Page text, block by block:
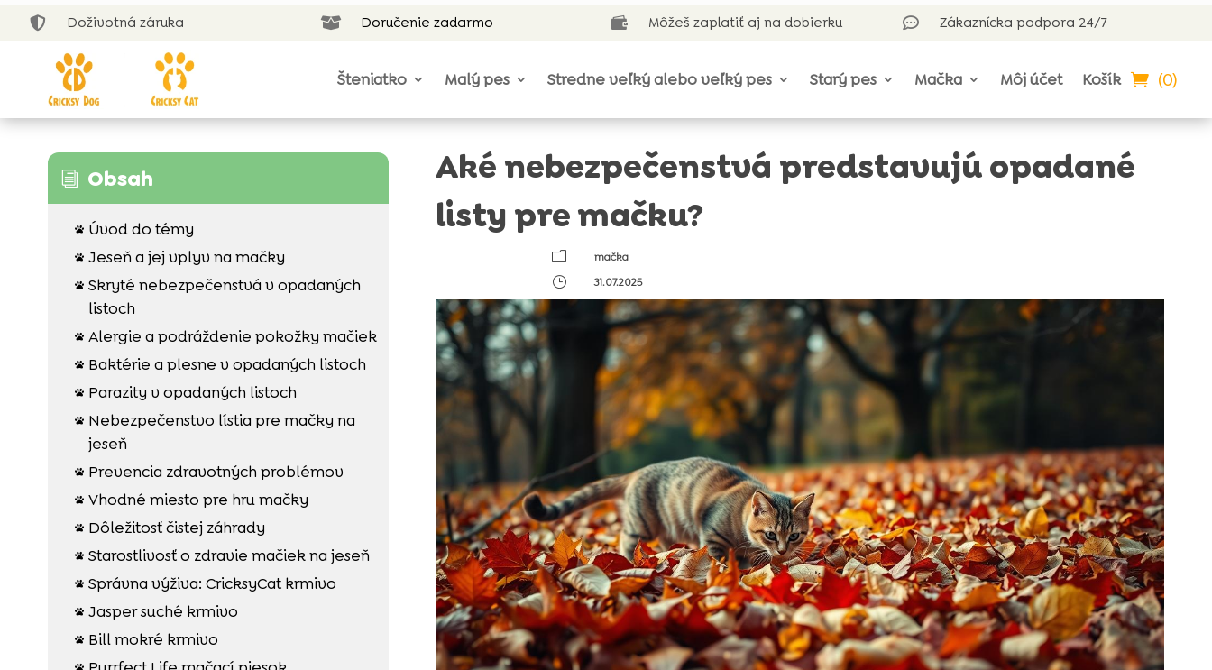
 Doživotná záruka  Doručenie zadarmo  Môžeš zaplatiť aj na dobierku  Zákaznícka podpora 24/7
Šteniatko Malý pes Stredne veľký alebo veľký pes Starý pes Mačka Môj účet Košík (0)
i Obsah
 Úvod do témy
 Jeseň a jej vplyv na mačky
 Skryté nebezpečenstvá v opadaných
listoch
 Alergie a podráždenie pokožky mačiek
 Baktérie a plesne v opadaných listoch
 Parazity v opadaných listoch

Nebezpečenstvo lístia pre mačky na
jeseň
 Prevencia zdravotných problémov
 Vhodné miesto pre hru mačky
 Dôležitosť čistej záhrady
 Starostlivosť o zdravie mačiek na jeseň
 Správna výživa: CricksyCat krmivo
 Jasper suché krmivo
 Bill mokré krmivo

Aké nebezpečenstvá predstavujú opadané
listy pre mačku?
m
mačka
}
31.07.2025